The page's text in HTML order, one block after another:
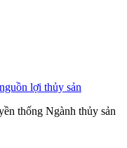
lợi thủy sản
thống Ngành thủy sản